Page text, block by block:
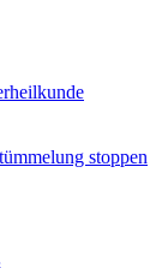
stoppen